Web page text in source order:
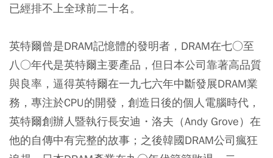
已經排不上全球前二十名。
英特爾曾是DRAM記憶體的發明者，DRAM在七○至
八○年代是英特爾主要產品，但日本公司靠著高品質
與良率，逼得英特爾在一九七六年中斷發展DRAM業
務，專注於CPU的開發，創造日後的個人電腦時代，
英特爾創辦人暨執行長安迪・洛夫（Andy Grove）在
他的自傳中有完整的故事；之後韓國DRAM公司瘋狂